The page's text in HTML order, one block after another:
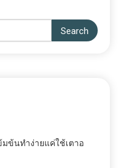
Search
ข้นทำง่ายแค่ใช้เตาอ